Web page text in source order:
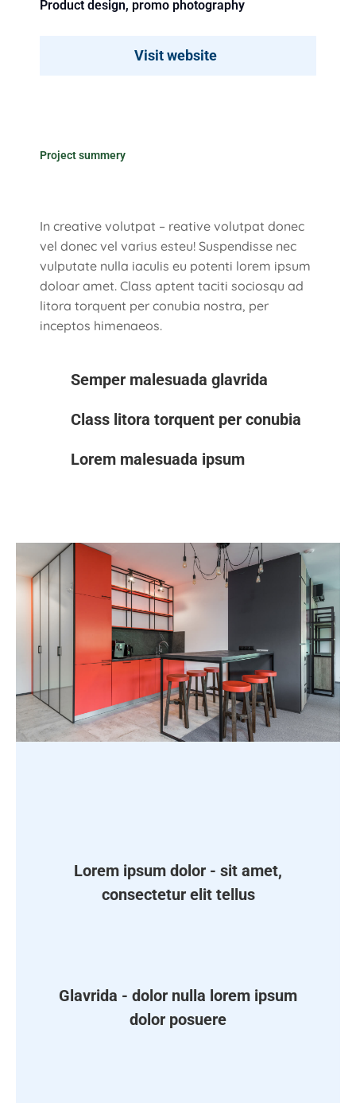
Product design, promo photography
Visit website
Project summery
In creative volutpat – reative volutpat donec
vel donec vel varius esteu! Suspendisse nec
vulputate nulla iaculis eu potenti lorem ipsum
doloar amet. Class aptent taciti sociosqu ad
litora torquent per conubia nostra, per
inceptos himenaeos.
Semper malesuada glavrida
Class litora torquent per conubia
Lorem malesuada ipsum
Lorem ipsum dolor - sit amet,
consectetur elit tellus
Glavrida - dolor nulla lorem ipsum
dolor posuere